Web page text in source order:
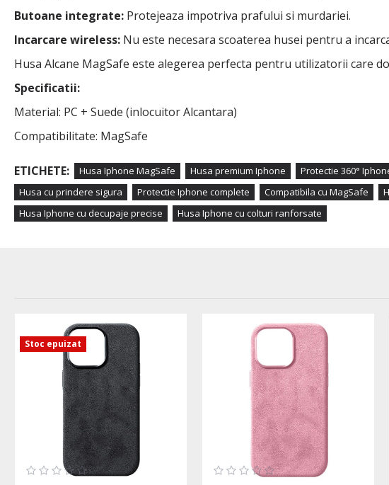
Butoane integrate: Protejeaza impotriva prafului si murdariei.
Incarcare wireless: Nu este necesara scoaterea husei pentru a
Husa Alcane MagSafe este alegerea perfecta pentru utilizatorii care
Specificatii:
Material: PC + Suede (inlocuitor Alcantara)
Compatibilitate: MagSafe
ETICHETE: Husa Iphone MagSafe Husa premium Iphone Protectie 360°
Husa cu prindere sigura
Protectie Iphone complete Compatibila cu MagSafe
Husa Iphone cu decupaje precise
Husa Iphone cu colturi ranforsate
Stoc epuizat